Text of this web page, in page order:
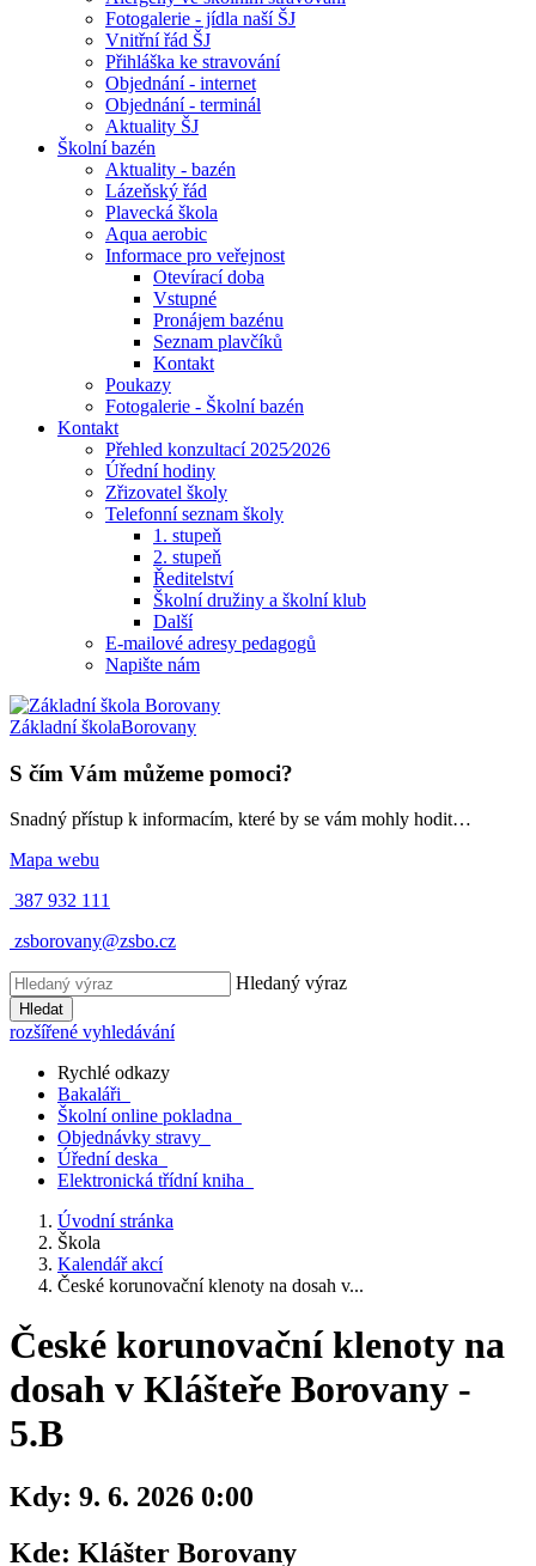
Fotogalerie - jídla naší ŠJ
Vnitřní řád ŠJ
Přihláška ke stravování
Objednání - internet
Objednání - terminál
Aktuality ŠJ
Školní bazén
Aktuality - bazén
Lázeňský řád
Plavecká škola
Aqua aerobic
Informace pro veřejnost
Otevírací doba
Vstupné
Pronájem bazénu
Seznam plavčíků
Kontakt
Poukazy
Fotogalerie - Školní bazén
Kontakt
Přehled konzultací 2025⁄2026
Úřední hodiny
Zřizovatel školy
Telefonní seznam školy
1. stupeň
2. stupeň
Ředitelství
Školní družiny a školní klub
Další
E-mailové adresy pedagogů
Napište nám
Základní školaBorovany
S čím Vám můžeme pomoci?
Snadný přístup k informacím, které by se vám mohly hodit…
Mapa webu
387 932 111
zsborovany@zsbo.cz
Hledaný výraz
Hledat
rozšířené vyhledávání
Rychlé odkazy
Bakaláři
Školní online pokladna
Objednávky stravy
Úřední deska
Elektronická třídní kniha
Úvodní stránka
Škola
Kalendář akcí
České korunovační klenoty na dosah v...
České korunovační klenoty na
dosah v Klášteře Borovany -
5.B
Kdy: 9. 6. 2026 0:00
Kde: Klášter Borovany